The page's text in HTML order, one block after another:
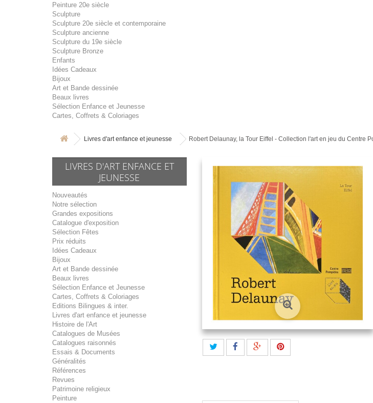
Peinture 20e siècle
Sculpture
Sculpture 20e siècle et contemporaine
Sculpture ancienne
Sculpture du 19e siècle
Sculpture Bronze
Enfants
Idées Cadeaux
Bijoux
Art et Bande dessinée
Beaux livres
Sélection Enfance et Jeunesse
Cartes, Coffrets & Coloriages
Livres d'art enfance et jeunesse Robert Delaunay, la Tour Eiffel - Collection l'art en jeu du Centre
LIVRES D'ART ENFANCE ET
JEUNESSE
Nouveautés
Notre sélection
Grandes expositions
Catalogue d'exposition
Sélection Fêtes
Prix réduits
Idées Cadeaux
Bijoux
Art et Bande dessinée
Beaux livres
Sélection Enfance et Jeunesse
Cartes, Coffrets & Coloriages
Editions Bilingues & inter.
Livres d'art enfance et jeunesse
Histoire de l'Art
Catalogues de Musées
Catalogues raisonnés
Essais & Documents
Généralités
Références
Revues
Patrimoine religieux
Peinture